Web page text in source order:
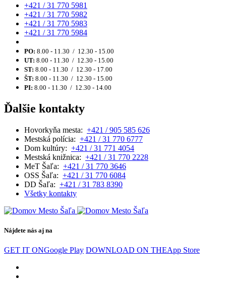
+421 / 31 770 5981
+421 / 31 770 5982
+421 / 31 770 5983
+421 / 31 770 5984
PO: 8.00 - 11.30 / 12.30 - 15.00
UT: 8.00 - 11.30 / 12.30 - 15.00
ST: 8.00 - 11.30 / 12.30 - 17.00
ŠT: 8.00 - 11.30 / 12.30 - 15.00
PI: 8.00 - 11.30 / 12.30 - 14.00
Ďalšie kontakty
Hovorkyňa mesta: +421 / 905 585 626
Mestská polícia: +421 / 31 770 6777
Dom kultúry: +421 / 31 771 4054
Mestská knižnica: +421 / 31 770 2228
MeT Šaľa: +421 / 31 770 3646
OSS Šaľa: +421 / 31 770 6084
DD Šaľa: +421 / 31 783 8390
Všetky kontakty
Nájdete nás aj na
GET IT ONGoogle Play DOWNLOAD ON THEApp Store